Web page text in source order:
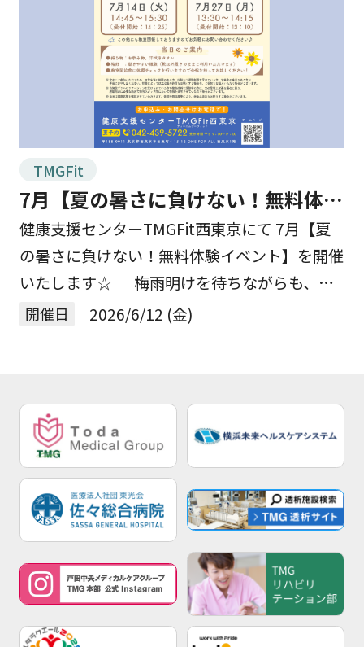
TMGFit
7月【夏の暑さに負けない！無料体験
イベント】を開催します☆
健康支援センターTMGFit西東京にて 7月【夏
の暑さに負けない！無料体験イベント】を開催
いたします☆ 梅雨明けを待ちながらも、強
い日差しが夏の近づきを感じさせる毎日です🌞
開催日 2026/6/12 (金)